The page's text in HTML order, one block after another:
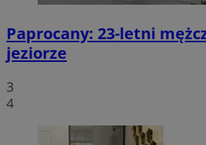
Paprocany: 23-letni
jeziorze
3
4